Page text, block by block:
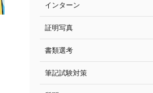
インターン
証明写真
書類選考
筆記試験対策